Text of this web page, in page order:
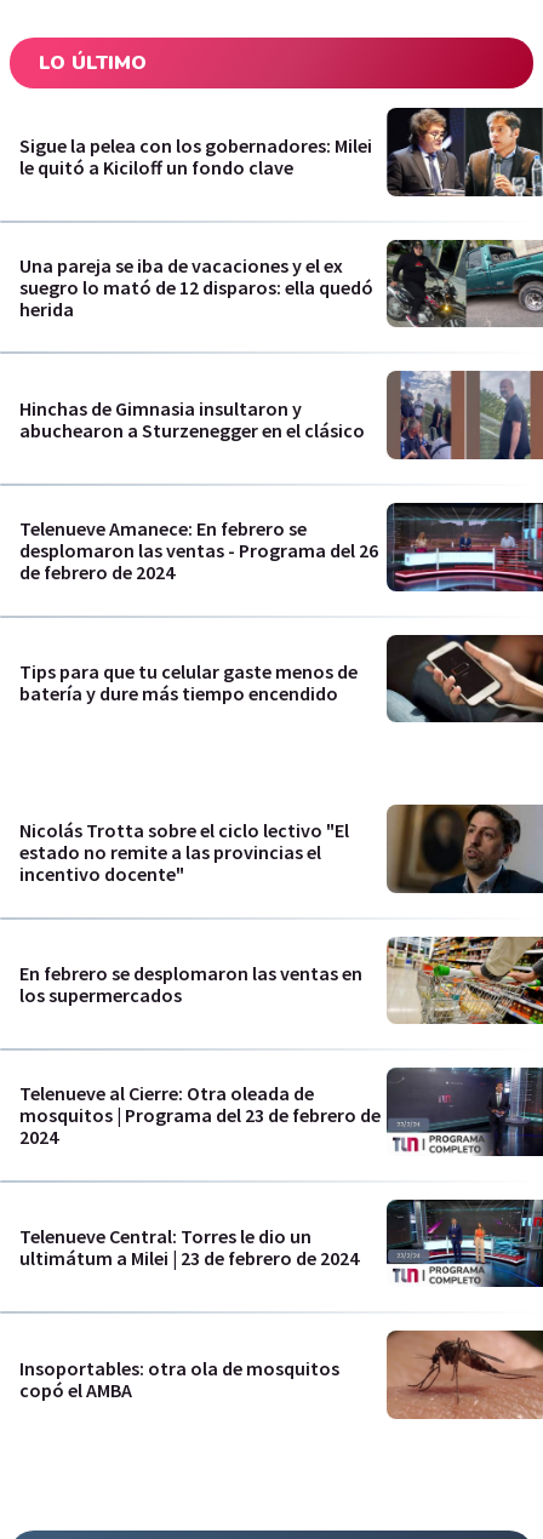
LO ÚLTIMO
Sigue la pelea con los gobernadores: Milei
le quitó a Kiciloff un fondo clave
Una pareja se iba de vacaciones y el ex
suegro lo mató de 12 disparos: ella quedó
herida
Hinchas de Gimnasia insultaron y
abuchearon a Sturzenegger en el clásico
Telenueve Amanece: En febrero se
desplomaron las ventas - Programa del 26
de febrero de 2024
Tips para que tu celular gaste menos de
batería y dure más tiempo encendido
Nicolás Trotta sobre el ciclo lectivo "El
estado no remite a las provincias el
incentivo docente"
En febrero se desplomaron las ventas en
los supermercados
Telenueve al Cierre: Otra oleada de
mosquitos | Programa del 23 de febrero de
2024
Telenueve Central: Torres le dio un
ultimátum a Milei | 23 de febrero de 2024
Insoportables: otra ola de mosquitos
copó el AMBA